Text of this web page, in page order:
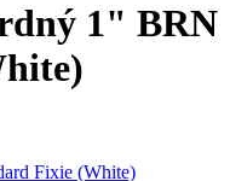
1" BRN